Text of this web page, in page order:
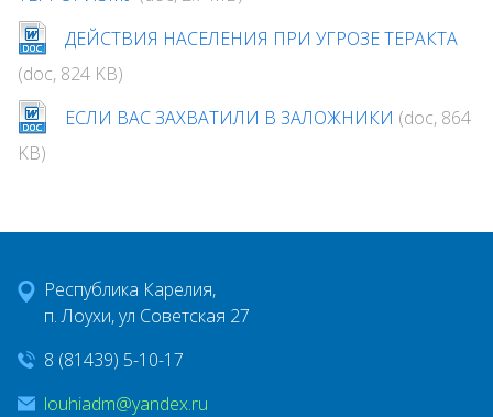
ДЕЙСТВИЯ НАСЕЛЕНИЯ ПРИ УГРОЗЕ ТЕРАКТА
(doc, 824 KB)
ЕСЛИ ВАС ЗАХВАТИЛИ В ЗАЛОЖНИКИ (doc, 864
KB)
Республика Карелия,
п. Лоухи, ул Советская 27
8 (81439) 5-10-17
louhiadm@yandex.ru